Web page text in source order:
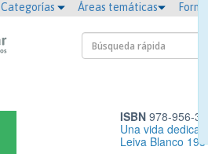
Categorías Áreas temáticas
ISBN978-956-
Una vida
Leiva Blanco